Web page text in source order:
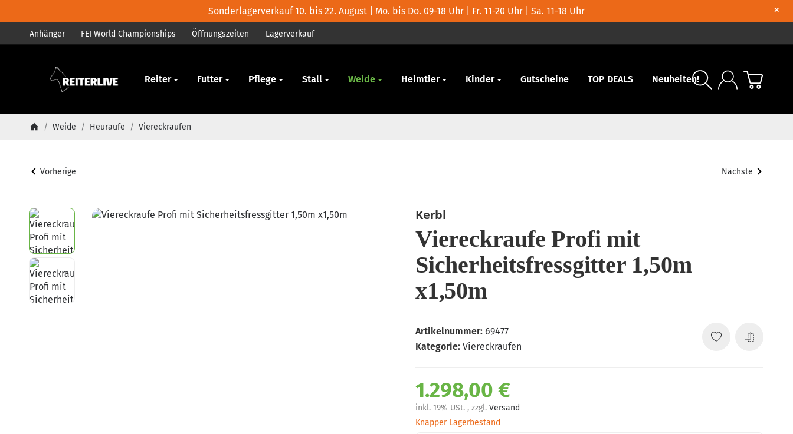
Sonderlagerverkauf 10. bis 22. August | Mo. bis Do. 09-18 Uhr | Fr. 11-20 Uhr | Sa. 11-18 Uhr ×
Anhänger FEI World Championships Öffnungszeiten Lagerverkauf
Pferd Reiter Futter Pflege Stall Weide Heimtier Kinder Gutscheine TOP DEALS Neuheiten!
/ Weide / Heuraufe / Viereckraufen
Vorherige Nächste
Kerbl
Viereckraufe Profi mit
Sicherheitsfressgitter 1,50m
x1,50m
Artikelnummer: 69477
Kategorie: Viereckraufen
1.298,00 €
inkl. 19% USt. , zzgl. Versand
Knapper Lagerbestand